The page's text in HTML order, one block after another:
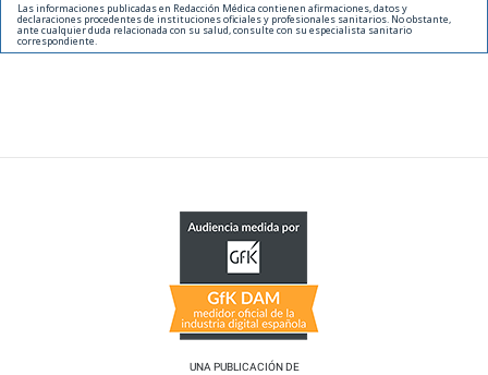
Las informaciones publicadas en Redacción Médica contienen afirmaciones, datos y
declaraciones procedentes de instituciones oficiales y profesionales sanitarios. No obstante,
ante cualquier duda relacionada con su salud, consulte con su especialista sanitario
correspondiente.
UNA PUBLICACIÓN DE